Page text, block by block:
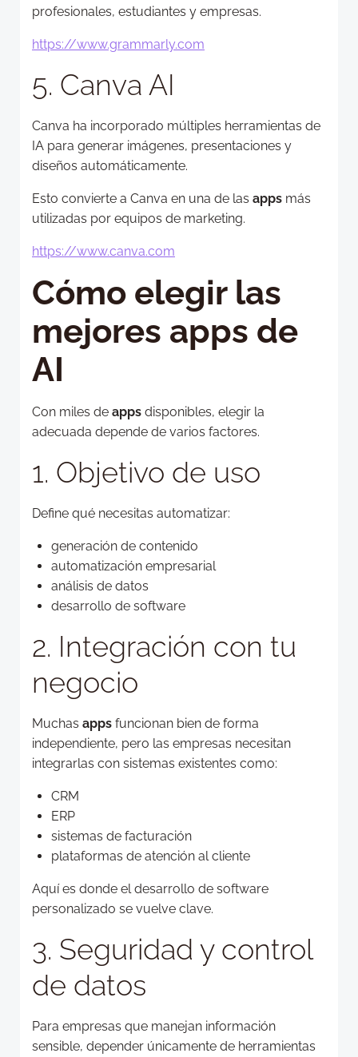
profesionales, estudiantes y empresas.
https://www.grammarly.com
5. Canva AI
Canva ha incorporado múltiples herramientas de
IA para generar imágenes, presentaciones y
diseños automáticamente.
Esto convierte a Canva en una de las apps más
utilizadas por equipos de marketing.
https://www.canva.com
Cómo elegir las
mejores apps de
AI
Con miles de apps disponibles, elegir la
adecuada depende de varios factores.
1. Objetivo de uso
Define qué necesitas automatizar:
generación de contenido
automatización empresarial
análisis de datos
desarrollo de software
2. Integración con tu
negocio
Muchas apps funcionan bien de forma
independiente, pero las empresas necesitan
integrarlas con sistemas existentes como:
CRM
ERP
sistemas de facturación
plataformas de atención al cliente
Aquí es donde el desarrollo de software
personalizado se vuelve clave.
3. Seguridad y control
de datos
Para empresas que manejan información
sensible, depender únicamente de herramientas